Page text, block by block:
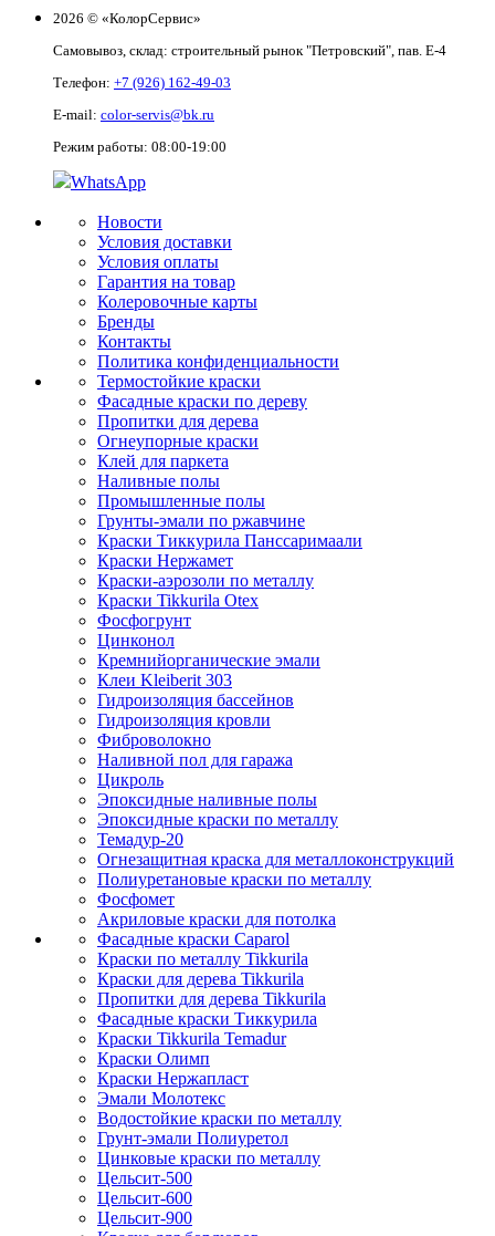
2026 © «КолорСервис»
Самовывоз, склад: строительный рынок "Петровский", пав. Е-4
Телефон: +7 (926) 162-49-03
E-mail: color-servis@bk.ru
Режим работы: 08:00-19:00
WhatsApp
Новости
Условия доставки
Условия оплаты
Гарантия на товар
Колеровочные карты
Бренды
Контакты
Политика конфиденциальности
Термостойкие краски
Фасадные краски по дереву
Пропитки для дерева
Огнеупорные краски
Клей для паркета
Наливные полы
Промышленные полы
Грунты-эмали по ржавчине
Краски Тиккурила Панссаримаали
Краски Нержамет
Краски-аэрозоли по металлу
Краски Tikkurila Otex
Фосфогрунт
Цинконол
Кремнийорганические эмали
Клеи Kleiberit 303
Гидроизоляция бассейнов
Гидроизоляция кровли
Фиброволокно
Наливной пол для гаража
Цикроль
Эпоксидные наливные полы
Эпоксидные краски по металлу
Темадур-20
Огнезащитная краска для металлоконструкций
Полиуретановые краски по металлу
Фосфомет
Акриловые краски для потолка
Фасадные краски Caparol
Краски по металлу Tikkurila
Краски для дерева Tikkurila
Пропитки для дерева Tikkurila
Фасадные краски Тиккурила
Краски Tikkurila Temadur
Краски Олимп
Краски Нержапласт
Эмали Молотекс
Водостойкие краски по металлу
Грунт-эмали Полиуретол
Цинковые краски по металлу
Цельсит-500
Цельсит-600
Цельсит-900